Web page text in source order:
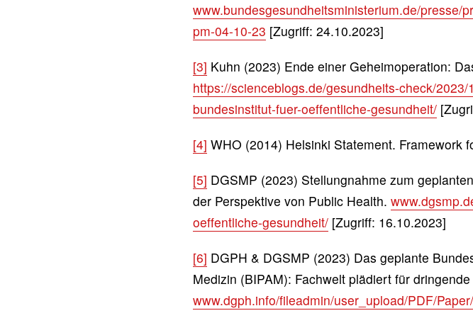
www.bundesgesundheitsministerium.de/presse/
pm-04-10-23 [Zugriff: 24.10.2023]
[3] Kuhn (2023) Ende einer Geheimoperation:
https://scienceblogs.de/gesundheits-check/
bundesinstitut-fuer-oeffentliche-gesundheit/
[4] WHO (2014) Helsinki Statement. Framework
[5] DGSMP (2023) Stellungnahme zum
der Perspektive von Public Health.
oeffentliche-gesundheit/ [Zugriff: 16.10.2023]
[6] DGPH & DGSMP (2023) Das geplante
Medizin (BIPAM): Fachwelt plädiert für
www.dgph.info/fileadmin/user_upload/PDF/